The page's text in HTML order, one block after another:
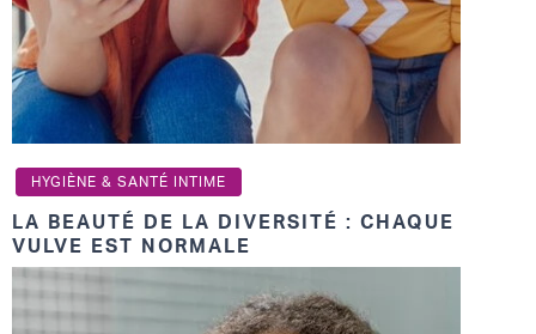
HYGIÈNE & SANTÉ INTIME
LA BEAUTÉ DE LA DIVERSITÉ : CHAQUE
VULVE EST NORMALE